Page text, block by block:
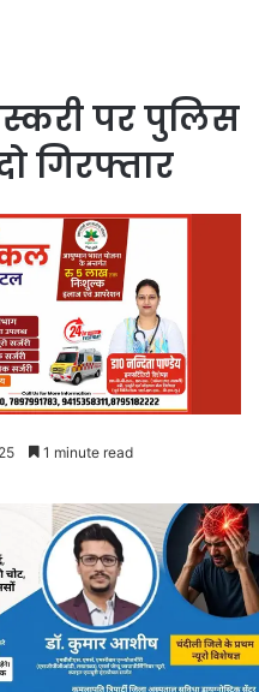
पर पुलिस
गिरफ्तार
1 minute read